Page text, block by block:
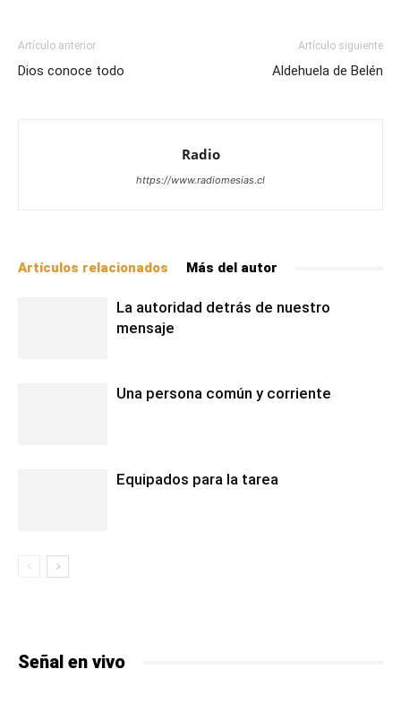
Artículo anterior
Dios conoce todo
Artículo siguiente
Aldehuela de Belén
Radio
https://www.radiomesias.cl
Artículos relacionados Más del autor
La autoridad detrás de nuestro
mensaje
Una persona común y corriente
Equipados para la tarea
Señal en vivo